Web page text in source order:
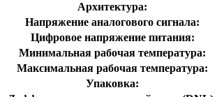
Архитектура:
Напряжение аналогового сигнала:
Цифровое напряжение питания:
Минимальная рабочая температура:
Максимальная рабочая температура:
Упаковка: